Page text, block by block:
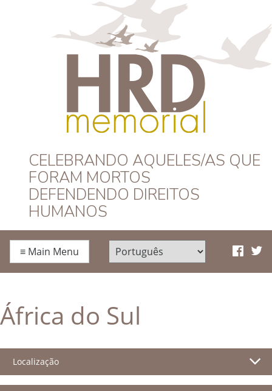
HRD Memorial –
Português
CELEBRANDO AQUELES/AS QUE
FORAM MORTOS
DEFENDENDO DIREITOS
HUMANOS
≡ Main Menu
África do Sul
Localização